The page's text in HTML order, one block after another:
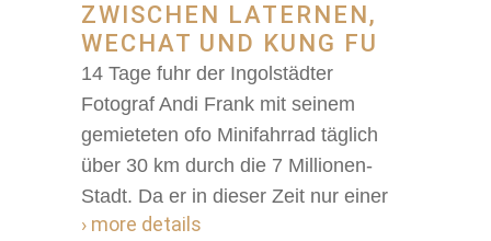
ZWISCHEN LATERNEN,
WECHAT UND KUNG FU
14 Tage fuhr der Ingolstädter
Fotograf Andi Frank mit seinem
gemieteten ofo Minifahrrad täglich
über 30 km durch die 7 Millionen-
Stadt. Da er in dieser Zeit nur einer
› more details